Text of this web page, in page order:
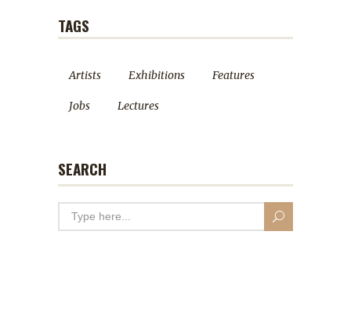
TAGS
Artists Exhibitions Features
Jobs Lectures
SEARCH